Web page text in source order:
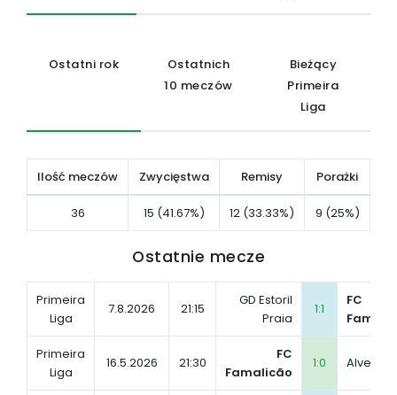
Ostatni rok
Ostatnich
10 meczów
Bieżący
Primeira
Liga
Ilość meczów Zwycięstwa Remisy Porażki
36 15 (41.67%) 12 (33.33%) 9 (25%)
Ostatnie mecze
Primeira
Liga
7.8.2026 21:15
GD Estoril
Praia
1:1
FC
Primeira
Liga
16.5.2026 21:30
FC
Famalicão
1:0 Alverca